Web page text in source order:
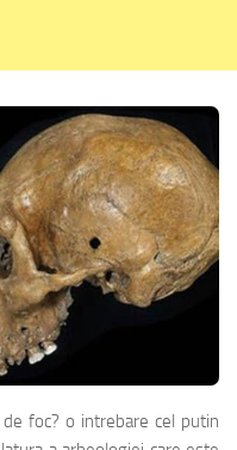
foc? o intrebare cel putin